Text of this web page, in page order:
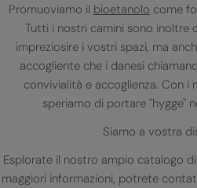
Promuoviamo il bioetanolo come
Tutti i nostri camini sono inoltre
impreziosire i vostri spazi, ma
accogliente che i danesi
convivialità e accoglienza. Con i
speriamo di portare "hygge"
Siamo a vostra
Esplorate il nostro ampio catalogo
maggiori informazioni, potrete